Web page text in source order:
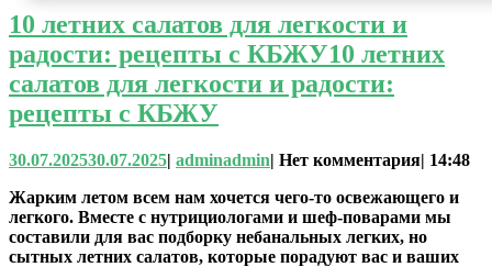
10 летних салатов для легкости и
радости: рецепты с КБЖУ10 летних
салатов для легкости и радости:
рецепты с КБЖУ
30.07.202530.07.2025| adminadmin| Нет комментария| 14:48
Жарким летом всем нам хочется чего-то освежающего и
легкого. Вместе с нутрициологами и шеф-поварами мы
составили для вас подборку небанальных легких, но
сытных летних салатов, которые порадуют вас и ваших